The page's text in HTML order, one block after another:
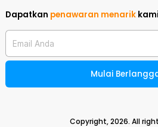
Dapatkan penawaran menarik
Email Anda
Mulai
Copyright,2026. All